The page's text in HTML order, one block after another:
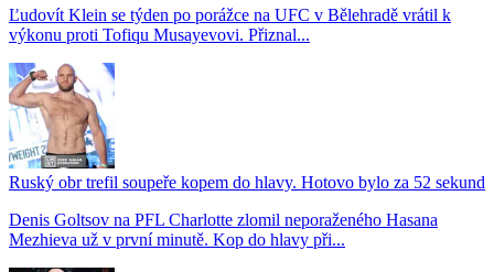
Ľudovít Klein se týden po porážce na UFC v Bělehradě vrátil k
výkonu proti Tofiqu Musayevovi. Přiznal...
Ruský obr trefil soupeře kopem do hlavy. Hotovo bylo za 52 sekund
Denis Goltsov na PFL Charlotte zlomil neporaženého Hasana
Mezhieva už v první minutě. Kop do hlavy při...